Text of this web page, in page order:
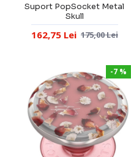
Suport PopSocket Metal
Skull
162,75 Lei 175,00 Lei
-7 %